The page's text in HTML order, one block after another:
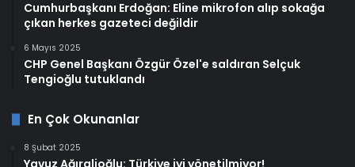
Cumhurbaşkanı Erdoğan: Eline mikrofon alıp sokağa
çıkan herkes gazeteci değildir
6 Mayıs 2025
CHP Genel Başkanı Özgür Özel'e saldıran Selçuk
Tengioğlu tutuklandı
En Çok Okunanlar
8 Şubat 2025